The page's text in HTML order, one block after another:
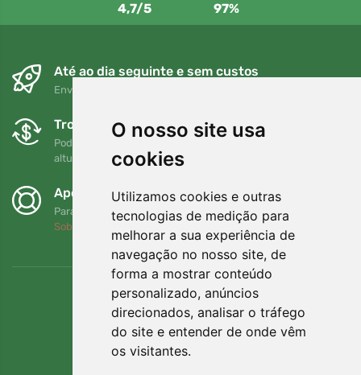
O nosso site usa
cookies
Utilizamos cookies e outras
tecnologias de medição para
melhorar a sua experiência de
navegação no nosso site, de
forma a mostrar conteúdo
personalizado, anúncios
direcionados, analisar o tráfego
do site e entender de onde vêm
os visitantes.
4,7/5 97%
Até ao dia seguinte e sem custos
Envio gratuito para encomendas superiores a 80 EUR
Trocas e devoluções gratuitas
Pode devolver ou trocar a sua encomenda em qualquer
altura no prazo de 90 dias
Apoiamos a Trees.org
Para cada encomenda plantamos uma árvore! Leia mais
Sobre nós